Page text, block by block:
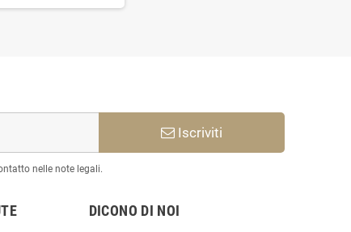
Iscriviti
nelle note legali.
DICONO DI NOI